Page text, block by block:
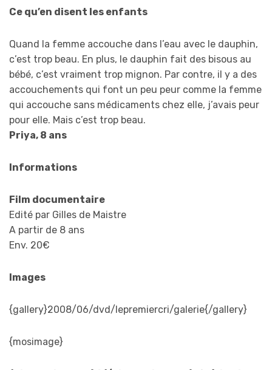
Ce qu’en disent les enfants
Quand la femme accouche dans l’eau avec le dauphin,
c’est trop beau. En plus, le dauphin fait des bisous au
bébé, c’est vraiment trop mignon. Par contre, il y a des
accouchements qui font un peu peur comme la femme
qui accouche sans médicaments chez elle, j’avais peur
pour elle. Mais c’est trop beau.
Priya, 8 ans
Informations
Film documentaire
Edité par Gilles de Maistre
A partir de 8 ans
Env. 20€
Images
{gallery}2008/06/dvd/lepremiercri/galerie{/gallery}
{mosimage}